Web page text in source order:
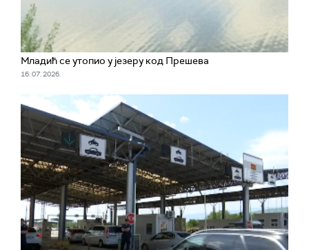
Младић се утопио у језеру код Прешева
16. 07. 2026.